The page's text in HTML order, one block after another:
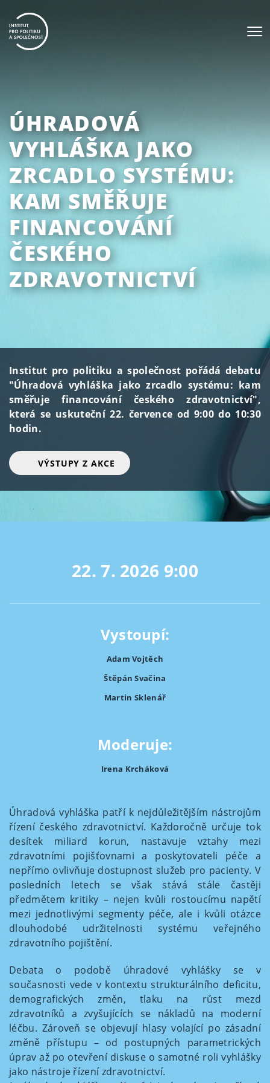
ÚHRADOVÁ
VYHLÁŠKA JAKO
ZRCADLO SYSTÉMU:
KAM SMĚŘUJE
FINANCOVÁNÍ
ČESKÉHO
ZDRAVOTNICTVÍ
Institut pro politiku a společnost pořádá debatu
"Úhradová vyhláška jako zrcadlo systému: kam
směřuje financování českého zdravotnictví",
která se uskuteční 22. července od 9:00 do 10:30
hodin.
VÝSTUPY Z AKCE
22. 7. 2026 9:00
Vystoupí:
Adam Vojtěch
Štěpán Svačina
Martin Sklenář
Moderuje:
Irena Krcháková
Úhradová vyhláška patří k nejdůležitějším nástrojům
řízení českého zdravotnictví. Každoročně určuje tok
desítek miliard korun, nastavuje vztahy mezi
zdravotními pojišťovnami a poskytovateli péče a
nepřímo ovlivňuje dostupnost služeb pro pacienty. V
posledních letech se však stává stále častěji
předmětem kritiky – nejen kvůli rostoucímu napětí
mezi jednotlivými segmenty péče, ale i kvůli otázce
dlouhodobé udržitelnosti systému veřejného
zdravotního pojištění.
Debata o podobě úhradové vyhlášky se v
současnosti vede v kontextu strukturálního deficitu,
demografických změn, tlaku na růst mezd
zdravotníků a zvyšujících se nákladů na moderní
léčbu. Zároveň se objevují hlasy volající po zásadní
změně přístupu – od postupných parametrických
úprav až po otevření diskuse o samotné roli vyhlášky
jako nástroje řízení zdravotnictví.